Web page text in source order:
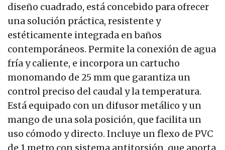
diseño cuadrado, está concebido para ofrecer
una solución práctica, resistente y
estéticamente integrada en baños
contemporáneos. Permite la conexión de agua
fría y caliente, e incorpora un cartucho
monomando de 25 mm que garantiza un
control preciso del caudal y la temperatura.
Está equipado con un difusor metálico y un
mango de una sola posición, que facilita un
uso cómodo y directo. Incluye un flexo de PVC
de 1 metro con sistema antitorsión, que aporta